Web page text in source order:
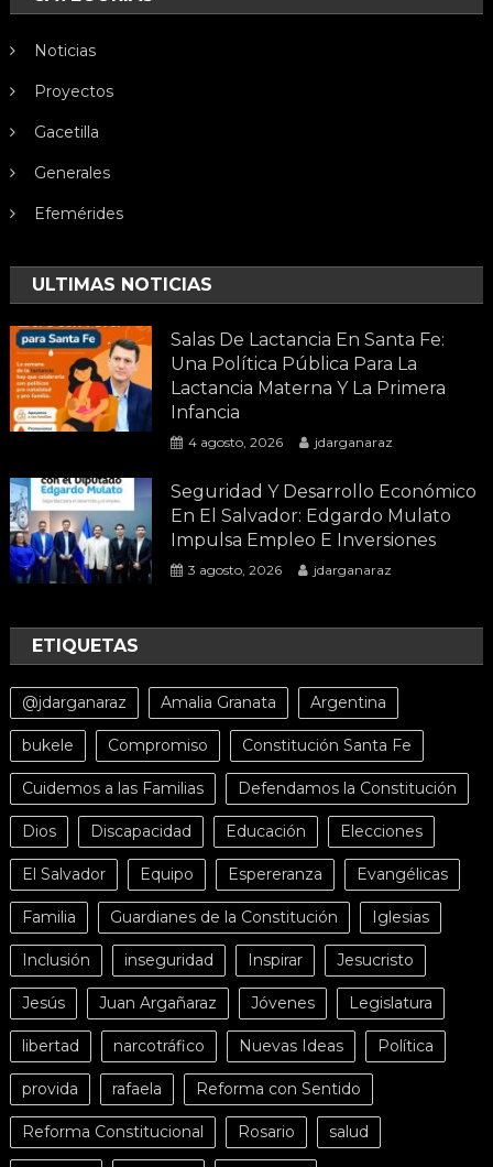
Noticias
Proyectos
Gacetilla
Generales
Efemérides
ULTIMAS NOTICIAS
Salas De Lactancia En Santa Fe:
Una Política Pública Para La
Lactancia Materna Y La Primera
Infancia
4 agosto, 2026 jdarganaraz
Seguridad Y Desarrollo Económico
En El Salvador: Edgardo Mulato
Impulsa Empleo E Inversiones
3 agosto, 2026 jdarganaraz
ETIQUETAS
@jdarganaraz Amalia Granata Argentina
bukele Compromiso Constitución Santa Fe
Cuidemos a las Familias Defendamos la Constitución
Dios Discapacidad Educación Elecciones
El Salvador Equipo Espereranza Evangélicas
Familia Guardianes de la Constitución Iglesias
Inclusión inseguridad Inspirar Jesucristo
Jesús Juan Argañaraz Jóvenes Legislatura
libertad narcotráfico Nuevas Ideas Política
provida rafaela Reforma con Sentido
Reforma Constitucional Rosario salud